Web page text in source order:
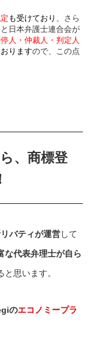
も受けており、 さら
日本弁護士連合会が
人・仲裁人・判定人
りますので、この点
、商標登
バティが運営して
な代表弁理士が自ら
思います。
のエコノミープラ